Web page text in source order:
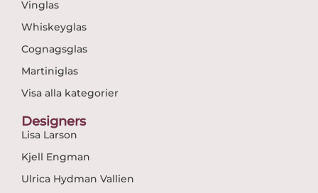
Vinglas
Whiskeyglas
Cognagsglas
Martiniglas
Visa alla kategorier
Designers
Lisa Larson
Kjell Engman
Ulrica Hydman Vallien